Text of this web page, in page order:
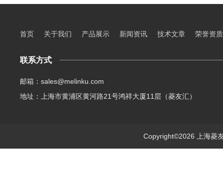
首页 关于我们 产品展示 新闻资讯 技术文章 荣誉资质
联系方式
邮箱：sales@melinku.com
地址：上海市黄浦区黄河路21号鸿祥大厦11层（菱友汇）
Copyright©2026 上海菱